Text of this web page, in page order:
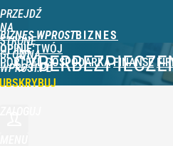
PRZEJDŹ
NA
STRONĘ
GŁÓWNĄ
WPROST.PL
BIZNES WPROST
OPINIE TWÓJ
PORTFEL GOSPODARKA FINANSE